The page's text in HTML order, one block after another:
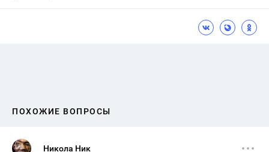
ПОХОЖИЕ ВОПРОСЫ
Никола Ник